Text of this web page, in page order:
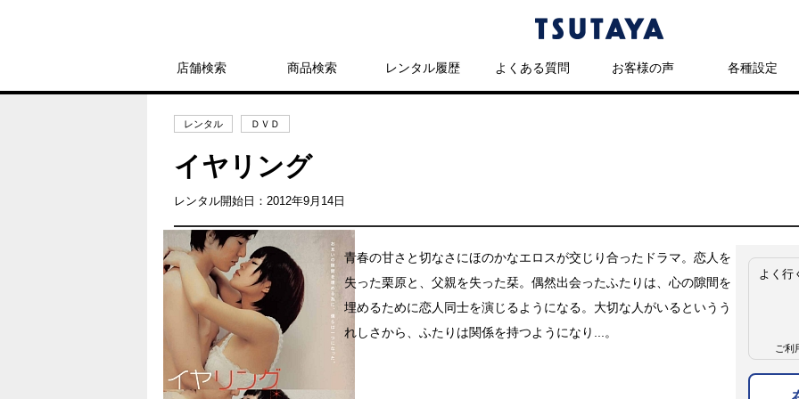
店舗検索 商品検索 レンタル履歴 よくある質問 お客様の声 各種設定
レンタル ＤＶＤ
イヤリング
レンタル開始日：2012年9月14日
青春の甘さと切なさにほのかなエロスが交じり合ったドラマ。恋人を
失った栗原と、父親を失った栞。偶然出会ったふたりは、心の隙間を
埋めるために恋人同士を演じるようになる。大切な人がいるというう
れしさから、ふたりは関係を持つようになり...。
よく行
ご利